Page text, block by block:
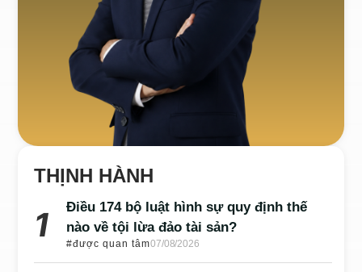
THỊNH HÀNH
Điều 174 bộ luật hình sự quy định thế
nào về tội lừa đảo tài sản?
#được quan tâm07/08/2026